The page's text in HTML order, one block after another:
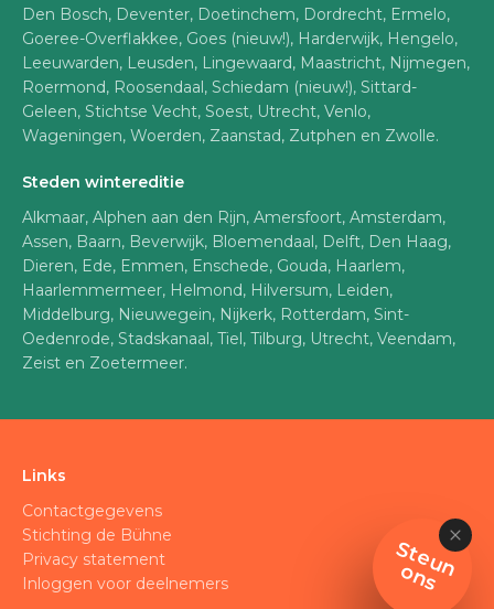
Den Bosch, Deventer, Doetinchem, Dordrecht, Ermelo,
Goeree-Overflakkee, Goes (nieuw!), Harderwijk, Hengelo,
Leeuwarden, Leusden, Lingewaard, Maastricht, Nijmegen,
Roermond, Roosendaal, Schiedam (nieuw!), Sittard-
Geleen, Stichtse Vecht, Soest, Utrecht, Venlo,
Wageningen, Woerden, Zaanstad, Zutphen en Zwolle.
Steden wintereditie
Alkmaar, Alphen aan den Rijn, Amersfoort, Amsterdam,
Assen, Baarn, Beverwijk, Bloemendaal, Delft, Den Haag,
Dieren, Ede, Emmen, Enschede, Gouda, Haarlem,
Haarlemmermeer, Helmond, Hilversum, Leiden,
Middelburg, Nieuwegein, Nijkerk, Rotterdam, Sint-
Oedenrode, Stadskanaal, Tiel, Tilburg, Utrecht, Veendam,
Zeist en Zoetermeer.
Links
Contactgegevens
Stichting de Bühne
Privacy statement
Inloggen voor deelnemers
S
t
e
u
n
o
n
s